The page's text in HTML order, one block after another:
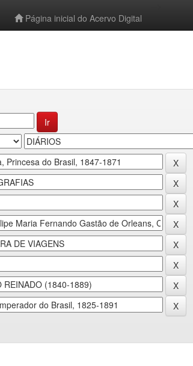
Página inicial do Acervo Digital